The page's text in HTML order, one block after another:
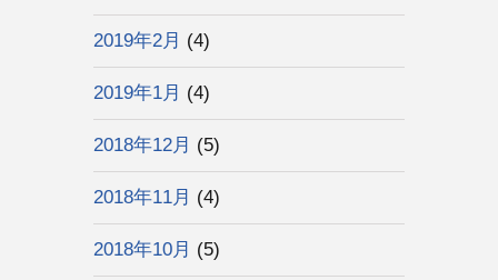
2019年2月 (4)
2019年1月 (4)
2018年12月 (5)
2018年11月 (4)
2018年10月 (5)